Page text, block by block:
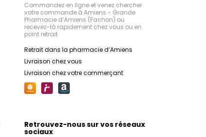
Commandez en ligne et venez chercher
votre commande à Amiens - Grande
Pharmacie d’Amiens (Fachon) ou
recevez-là rapidement chez vous ou en
point retrait
Retrait dans la pharmacie d’Amiens
Livraison chez vous
Livraison chez votre commerçant
Retrouvez-nous sur vos réseaux
sociaux